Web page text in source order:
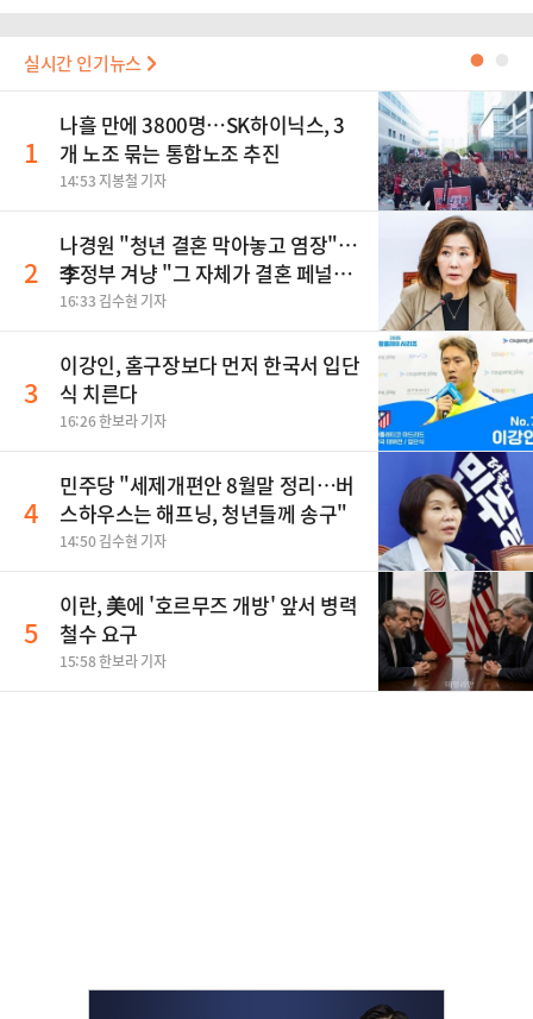
실시간 인기뉴스 ●
1
나흘 만에 3800명…SK하이닉스, 3
개 노조 묶는 통합노조 추진
14:53 지봉철 기자
2
나경원 "청년 결혼 막아놓고 염장"…
李정부 겨냥 "그 자체가 결혼 페널
티"
16:33 김수현 기자
3
이강인, 홈구장보다 먼저 한국서 입단
식 치른다
16:26 한보라 기자
4
민주당 "세제개편안 8월말 정리…버
스하우스는 해프닝, 청년들께 송구"
14:50 김수현 기자
5
이란, 美에 '호르무즈 개방' 앞서 병력
철수 요구
15:58 한보라 기자